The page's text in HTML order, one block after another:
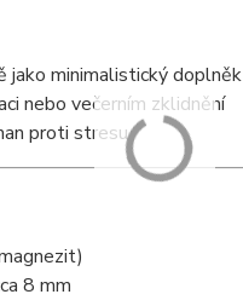
jako minimalistický doplněk
nebo večerním zklidnění
proti stresu
8 mm